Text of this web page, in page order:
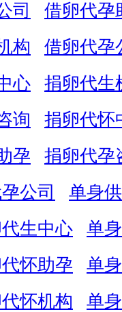
司
借卵代孕
构
借卵代孕
心
捐卵代生
询
捐卵代怀
孕
捐卵代孕
公司
单身
生中心
单
怀助孕
单
怀机构
单